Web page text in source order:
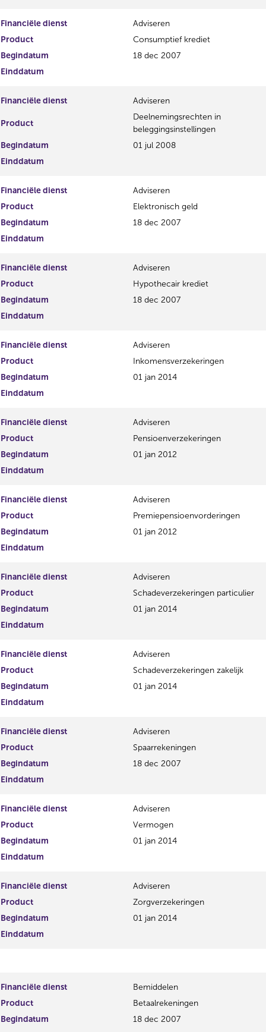
e
r
e
s
l
a
t
Financiële dienst
Adviseren
Product
Consumptief krediet
Begindatum
18 dec 2007
Einddatum
Financiële dienst Adviseren
Product
Deelnemingsrechten in
beleggingsinstellingen
Begindatum
01 jul 2008
Einddatum
Financiële dienst
Adviseren
Product
Elektronisch geld
Begindatum
18 dec 2007
Einddatum
Financiële dienst
Adviseren
Product
Hypothecair krediet
Begindatum
18 dec 2007
Einddatum
Financiële dienst
Adviseren
Product
Inkomensverzekeringen
Begindatum
01 jan 2014
Einddatum
Financiële dienst
Adviseren
Product
Pensioenverzekeringen
Begindatum
01 jan 2012
Einddatum
Financiële dienst
Adviseren
Product
Premiepensioenvorderingen
Begindatum
01 jan 2012
Einddatum
Financiële dienst
Adviseren
Product
Schadeverzekeringen particulier
Begindatum
01 jan 2014
Einddatum
Financiële dienst
Adviseren
Product
Schadeverzekeringen zakelijk
Begindatum
01 jan 2014
Einddatum
Financiële dienst
Adviseren
Product
Spaarrekeningen
Begindatum
18 dec 2007
Einddatum
Financiële dienst
Adviseren
Product
Vermogen
Begindatum
01 jan 2014
Einddatum
Financiële dienst
Adviseren
Product
Zorgverzekeringen
Begindatum
01 jan 2014
Einddatum
Financiële dienst
Bemiddelen
Product
Betaalrekeningen
Begindatum
18 dec 2007